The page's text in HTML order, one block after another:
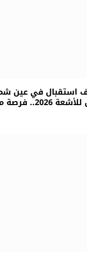
استقبال في عين
مميزة بدون خبرة